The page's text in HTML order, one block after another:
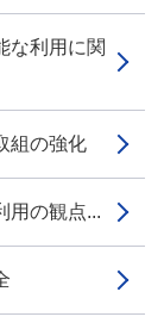
な利用に関
組の強化
用の観点...